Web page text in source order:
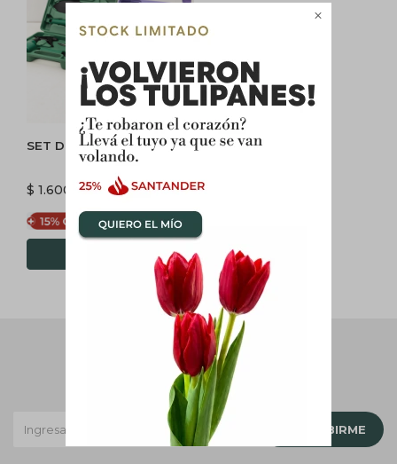

SET DE HERRAMIENTAS
$ 1.600
$ 1.360
Newsletter
¡Suscribite y recibí todas nuestras novedades!
SUSCRIBIRME